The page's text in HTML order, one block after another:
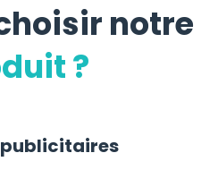
notre
?
publicitaires